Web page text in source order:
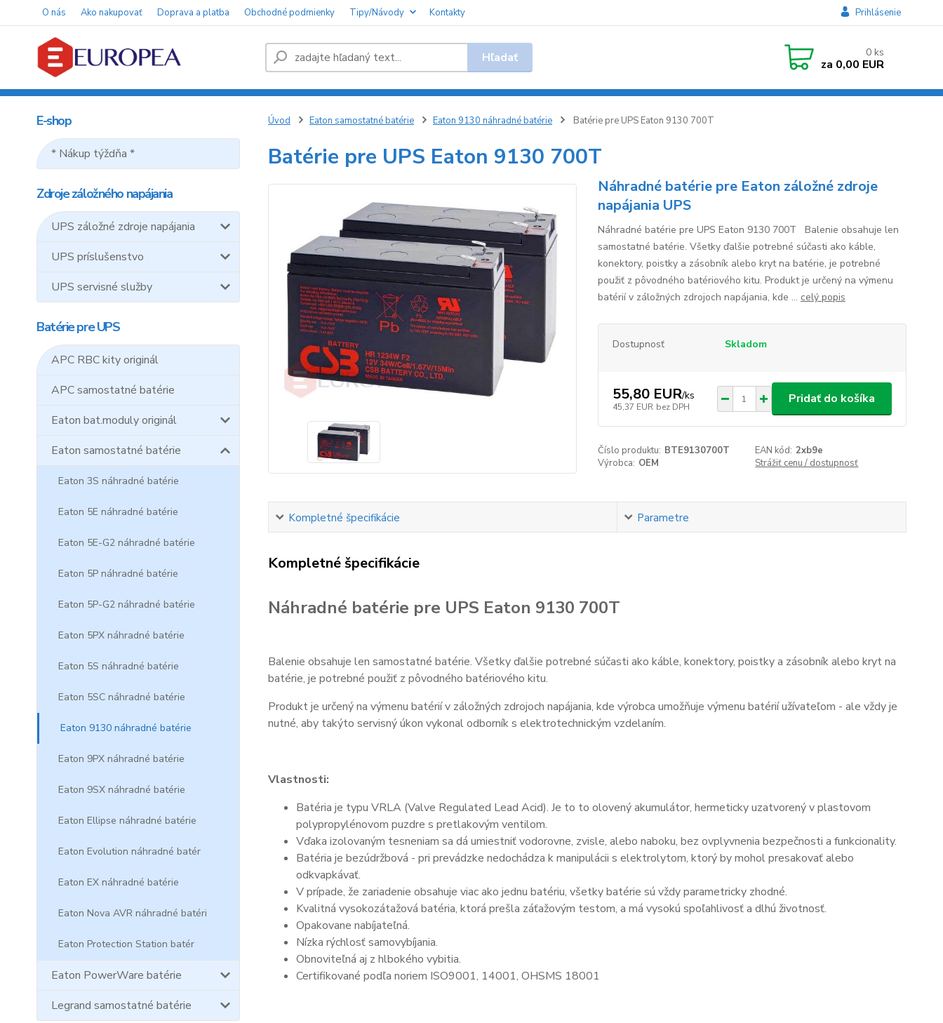
O nás Ako nakupovať Doprava a platba Obchodné podmienky Tipy/Návody Kontakty Prihlásenie
Hľadať 0 ks
za 0,00 EUR
E-shop
* Nákup týždňa *
Zdroje záložného napájania
UPS záložné zdroje napájania
UPS príslušenstvo
UPS servisné služby
Batérie pre UPS
APC RBC kity originál
APC samostatné batérie
Eaton bat.moduly originál
Eaton samostatné batérie
Eaton 3S náhradné batérie
Eaton 5E náhradné batérie
Eaton 5E-G2 náhradné batérie
Eaton 5P náhradné batérie
Eaton 5P-G2 náhradné batérie
Eaton 5PX náhradné batérie
Eaton 5S náhradné batérie
Eaton 5SC náhradné batérie
Eaton 9130 náhradné batérie
Eaton 9PX náhradné batérie
Eaton 9SX náhradné batérie
Eaton Ellipse náhradné batérie
Eaton Evolution náhradné batér
Eaton EX náhradné batérie
Eaton Nova AVR náhradné batéri
Eaton Protection Station batér
Eaton PowerWare batérie
Legrand samostatné batérie
Úvod Eaton samostatné batérie Eaton 9130 náhradné batérie Batérie pre UPS Eaton 9130 700T
Batérie pre UPS Eaton 9130 700T
Náhradné batérie pre Eaton záložné zdroje
napájania UPS
Náhradné batérie pre UPS Eaton 9130 700T Balenie obsahuje len
samostatné batérie. Všetky ďalšie potrebné súčasti ako káble,
konektory, poistky a zásobník alebo kryt na batérie, je potrebné
použiť z pôvodného batériového kitu. Produkt je určený na výmenu
batérií v záložných zdrojoch napájania, kde ... celý popis
Dostupnosť Skladom
55,80 EUR/ks
45,37 EUR bez DPH
Pridať do košíka
Číslo produktu: BTE9130700T EAN kód: 2xb9e
Výrobca: OEM Strážiť cenu / dostupnosť
Kompletné špecifikácie Parametre
Kompletné špecifikácie
Náhradné batérie pre UPS Eaton 9130 700T
Balenie obsahuje len samostatné batérie. Všetky ďalšie potrebné súčasti ako káble, konektory, poistky a zásobník alebo kryt na
batérie, je potrebné použiť z pôvodného batériového kitu.
Produkt je určený na výmenu batérií v záložných zdrojoch napájania, kde výrobca umožňuje výmenu batérií užívateľom - ale vždy je
nutné, aby takýto servisný úkon vykonal odborník s elektrotechnickým vzdelaním.
Vlastnosti:
Batéria je typu VRLA (Valve Regulated Lead Acid). Je to to olovený akumulátor, hermeticky uzatvorený v plastovom
polypropylénovom puzdre s pretlakovým ventilom.
Vďaka izolovaným tesneniam sa dá umiestniť vodorovne, zvisle, alebo naboku, bez ovplyvnenia bezpečnosti a funkcionality.
Batéria je bezúdržbová - pri prevádzke nedochádza k manipulácii s elektrolytom, ktorý by mohol presakovať alebo
odkvapkávať.
V prípade, že zariadenie obsahuje viac ako jednu batériu, všetky batérie sú vždy parametricky zhodné.
Kvalitná vysokozátažová batéria, ktorá prešla záťažovým testom, a má vysokú spoľahlivosť a dlhú životnosť.
Opakovane nabíjateľná.
Nízka rýchlosť samovybíjania.
Obnoviteľná aj z hlbokého vybitia.
Certifikované podľa noriem ISO9001, 14001, OHSMS 18001